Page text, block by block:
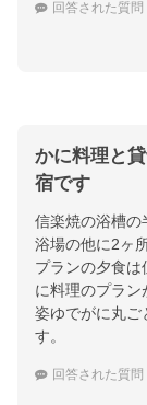
回答された質問
かに料理と
宿です
信楽焼の浴槽の
浴場の他に2ヶ
プランの夕食
に料理のプラン
姿ゆでがに丸ご
す。
回答された質問